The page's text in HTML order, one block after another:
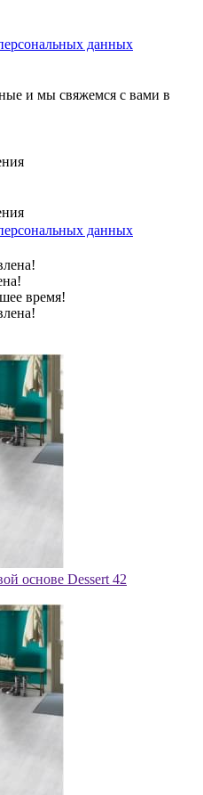
данных
и мы свяжемся с вами в
данных
время!
основе Dessert 42